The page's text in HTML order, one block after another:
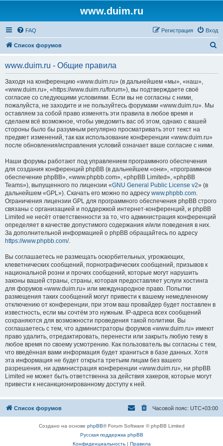
www.duim.ru
FAQ Вход
Регистрация
Список форумов
www.duim.ru - Общие правила
Заходя на конференцию «www.duim.ru» (в дальнейшем «мы», «наш»,
«www.duim.ru», «https://www.duim.ru/forum»), вы подтверждаете своё
согласие со следующими условиями. Если вы не согласны с ними,
пожалуйста, не заходите и не пользуйтесь форумами «www.duim.ru». Мы
оставляем за собой право изменять эти правила в любое время и
сделаем всё возможное, чтобы уведомить вас об этом, однако с вашей
стороны было бы разумным регулярно просматривать этот текст на
предмет изменений, так как использование конференции «www.duim.ru»
после обновления/исправления условий означает ваше согласие с ними.
Наши форумы работают под управлением программного обеспечения
для создания конференций phpBB (в дальнейшем «они», «программное
обеспечение phpBB», «www.phpbb.com», «phpBB Limited», «phpBB
Teams»), выпущенного по лицензии «GNU General Public License v2» (в
дальнейшем «GPL»). Скачать его можно по адресу www.phpbb.com.
Ограничения лицензии GPL для программного обеспечения phpBB строго
связаны с организацией и поддержкой интернет-конференций, и phpBB
Limited не несёт ответственности за то, что администрация конференций
определяет в качестве допустимого содержания и/или поведения в них.
За дополнительной информацией о phpBB обращайтесь по адресу
https://www.phpbb.com/.
Вы соглашаетесь не размещать оскорбительных, угрожающих,
клеветнических сообщений, порнографических сообщений, призывов к
национальной розни и прочих сообщений, которые могут нарушить
законы вашей страны, страны, которая предоставляет услуги хостинга
для форумов «www.duim.ru» или международное право. Попытки
размещения таких сообщений могут привести к вашему немедленному
отключению от конференции, при этом ваш провайдер будет поставлен в
известность, если мы сочтём это нужным. IP-адреса всех сообщений
сохраняются для возможности проведения такой политики. Вы
соглашаетесь с тем, что администраторы форумов «www.duim.ru» имеют
право удалить, отредактировать, перенести или закрыть любую тему в
любое время по своему усмотрению. Как пользователь вы согласны с тем,
что введённая вами информация будет храниться в базе данных. Хотя
эта информация не будет открыта третьим лицам без вашего
разрешения, ни администрация конференции «www.duim.ru», ни phpBB
Limited не может быть ответственна за действия хакеров, которые могут
привести к несанкционированному доступу к ней.
Список форумов Часовой пояс: UTC+03:00
Создано на основе phpBB® Forum Software © phpBB Limited
Русская поддержка phpBB
Конфиденциальность| Правила